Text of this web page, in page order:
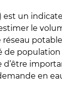
est un
le
de population
en